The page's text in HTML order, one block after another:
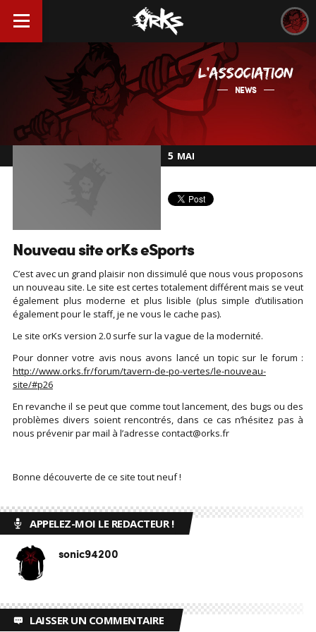
L'ASSOCIATION
NEWS
5 MAI
Nouveau site orKs eSports
C’est avec un grand plaisir non dissimulé que nous vous proposons
un nouveau site. Le site est certes totalement différent mais se veut
également plus moderne et plus lisible (plus simple d’utilisation
également pour le staff, je ne vous le cache pas).
Le site orKs version 2.0 surfe sur la vague de la modernité.
Pour donner votre avis nous avons lancé un topic sur le forum :
http://www.orks.fr/forum/tavern-de-po-vertes/le-nouveau-
site/#p26
En revanche il se peut que comme tout lancement, des bugs ou des
problèmes divers soient rencontrés, dans ce cas n’hésitez pas à
nous prévenir par mail à l’adresse contact@orks.fr
Bonne découverte de ce site tout neuf !
APPELEZ-MOI LE REDACTEUR !
sonic94200
LAISSER UN COMMENTAIRE